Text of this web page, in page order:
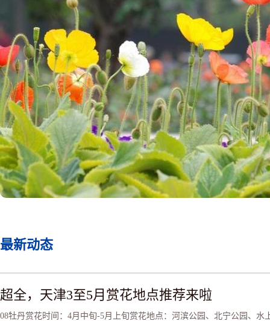
最新动态
超全，天津3至5月赏花地点推荐来啦
08牡丹赏花时间：4月中旬-5月上旬赏花地点：河滨公园、北宁公园、水